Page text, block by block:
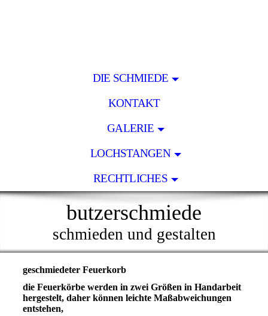
DIE SCHMIEDE
KONTAKT
GALERIE
LOCHSTANGEN
RECHTLICHES
butzerschmiede
schmieden und gestalten
geschmiedeter Feuerkorb
die Feuerkörbe werden in zwei Größen in Handarbeit
hergestelt, daher können leichte Maßabweichungen
entstehen,